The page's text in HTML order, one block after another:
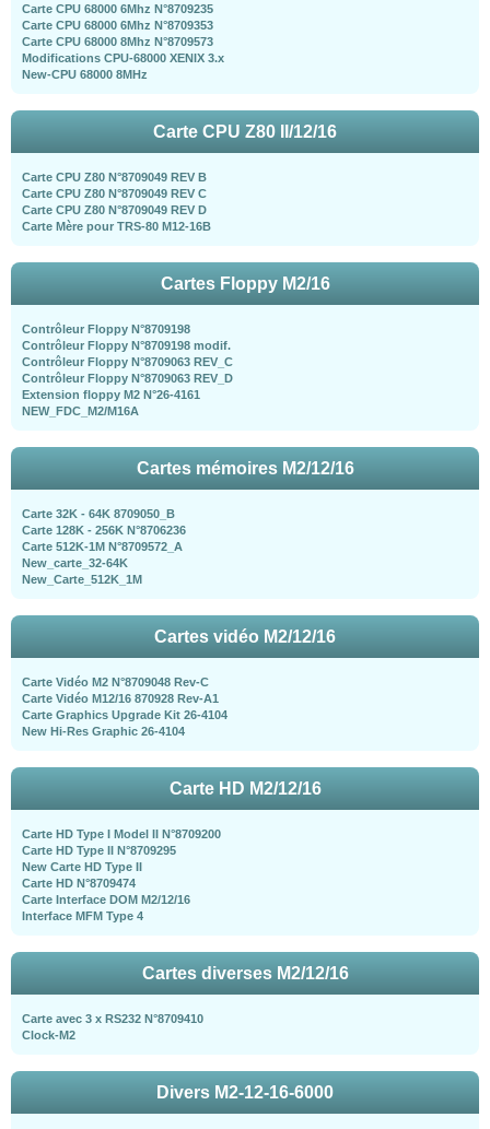
Carte CPU 68000 6Mhz N°8709235
Carte CPU 68000 6Mhz N°8709353
Carte CPU 68000 8Mhz N°8709573
Modifications CPU-68000 XENIX 3.x
New-CPU 68000 8MHz
Carte CPU Z80 II/12/16
Carte CPU Z80 N°8709049 REV B
Carte CPU Z80 N°8709049 REV C
Carte CPU Z80 N°8709049 REV D
Carte Mère pour TRS-80 M12-16B
Cartes Floppy M2/16
Contrôleur Floppy N°8709198
Contrôleur Floppy N°8709198 modif.
Contrôleur Floppy N°8709063 REV_C
Contrôleur Floppy N°8709063 REV_D
Extension floppy M2 N°26-4161
NEW_FDC_M2/M16A
Cartes mémoires M2/12/16
Carte 32K - 64K 8709050_B
Carte 128K - 256K N°8706236
Carte 512K-1M N°8709572_A
New_carte_32-64K
New_Carte_512K_1M
Cartes vidéo M2/12/16
Carte Vidéo M2 N°8709048 Rev-C
Carte Vidéo M12/16 870928 Rev-A1
Carte Graphics Upgrade Kit 26-4104
New Hi-Res Graphic 26-4104
Carte HD M2/12/16
Carte HD Type I Model II N°8709200
Carte HD Type II N°8709295
New Carte HD Type II
Carte HD N°8709474
Carte Interface DOM M2/12/16
Interface MFM Type 4
Cartes diverses M2/12/16
Carte avec 3 x RS232 N°8709410
Clock-M2
Divers M2-12-16-6000